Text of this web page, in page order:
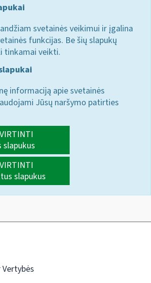
svetainės veikimui ir įgalina
funkcijas. Be šių slapukų
tinkamai veikti.
informaciją apie svetainės
Jūsų naršymo patirties
slapukus
slapukus